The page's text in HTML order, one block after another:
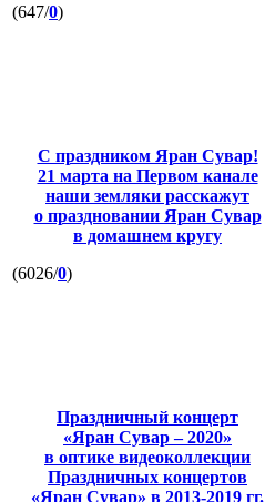
(647/0)
С праздником Яран Сувар!
21 марта на Первом канале
наши земляки расскажут
о праздновании Яран Сувар
в домашнем кругу
(6026/0)
Праздничный концерт
«Яран Сувар – 2020»
в оптике видеоколлекции
Праздничных концертов
«Яран Сувар» в 2013-2019 гг.